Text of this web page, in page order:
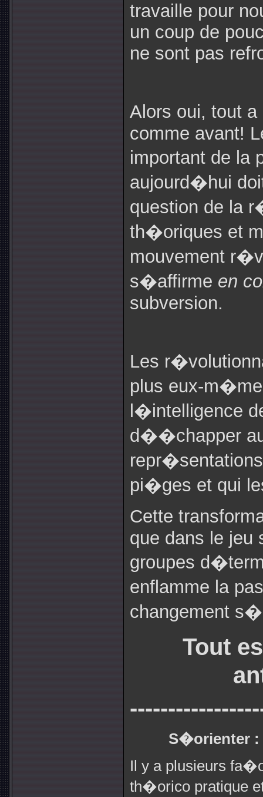
travaille pour
un coup de
ne sont pas
Alors oui, tout
comme avant!
important de la
aujourd�hui
question de la
th�oriques et
mouvement
s�affirme en
subversion.
Les
plus eux-
l�intelligence
d��chapper
pi�ges et qui
Cette
que dans le jeu
groupes
enflamme la
changement
Tout
S�orienter
Il y a plusieurs
th�orico pratique